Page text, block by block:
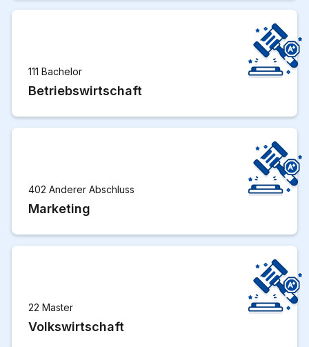
111 Bachelor
Betriebswirtschaft
402 Anderer Abschluss
Marketing
22 Master
Volkswirtschaft